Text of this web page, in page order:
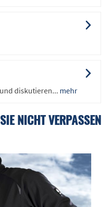
diskutieren... mehr
NICHT VERPASSEN